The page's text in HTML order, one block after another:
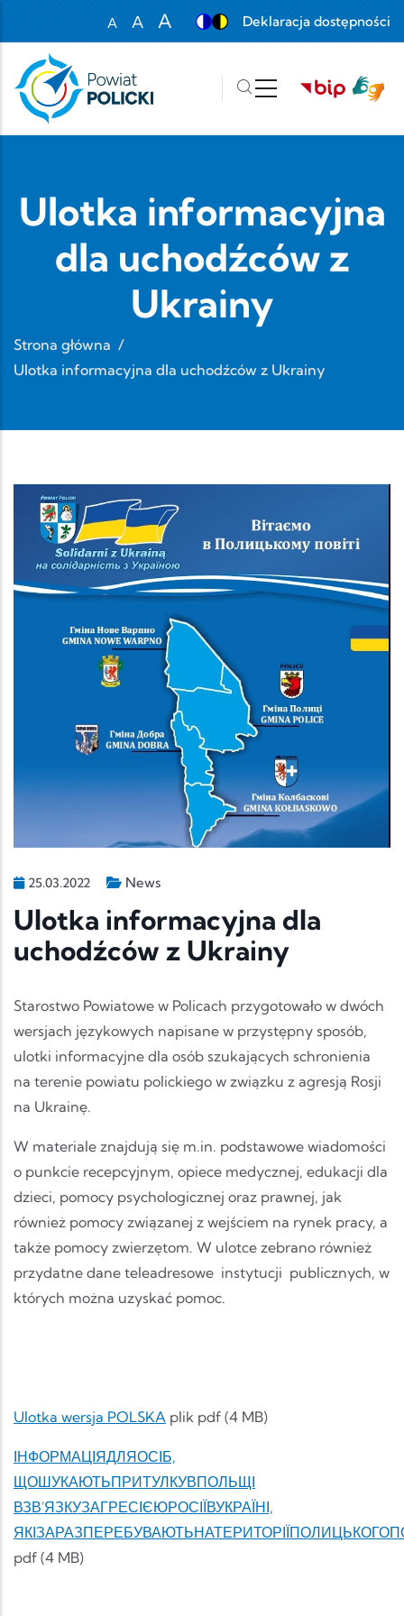
A
Set font size to 100%
A
A
Deklaracja dostępności
Ulotka informacyjna
dla uchodźców z
Ukrainy
Strona główna /
Ulotka informacyjna dla uchodźców z Ukrainy
25.03.2022 News
Ulotka informacyjna dla
uchodźców z Ukrainy
Starostwo Powiatowe w Policach przygotowało w dwóch
wersjach językowych napisane w przystępny sposób,
ulotki informacyjne dla osób szukających schronienia
na terenie powiatu polickiego w związku z agresją Rosji
na Ukrainę.
W materiale znajdują się m.in. podstawowe wiadomości
o punkcie recepcyjnym, opiece medycznej, edukacji dla
dzieci, pomocy psychologicznej oraz prawnej, jak
również pomocy związanej z wejściem na rynek pracy, a
także pomocy zwierzętom. W ulotce zebrano również
przydatne dane teleadresowe instytucji publicznych, w
których można uzyskać pomoc.
Ulotka wersja POLSKA plik pdf (4 MB)
ІНФОРМАЦІЯДЛЯОСІБ,
ЩОШУКАЮТЬПРИТУЛКУВПОЛЬЩІ
ВЗВ'ЯЗКУЗАГРЕСІЄЮРОСІЇВУКРАЇНІ,
pdf (4 MB)